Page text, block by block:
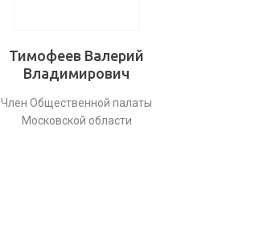
Тимофеев Валерий
Владимирович
Член Общественной палаты
Московской области